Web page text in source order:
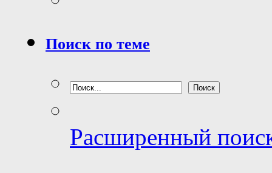
Поиск по теме
Расширенный